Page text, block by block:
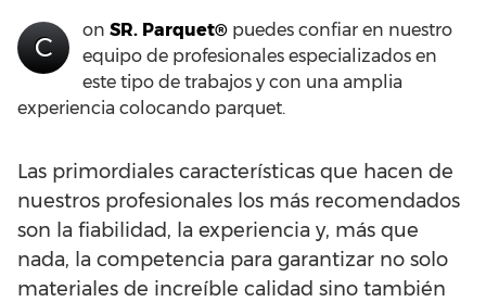
C
on SR. Parquet® puedes confiar en nuestro
equipo de profesionales especializados en
este tipo de trabajos y con una amplia
experiencia colocando parquet.
Las primordiales características que hacen de
nuestros profesionales los más recomendados
son la fiabilidad, la experiencia y, más que
nada, la competencia para garantizar no solo
materiales de increíble calidad sino también